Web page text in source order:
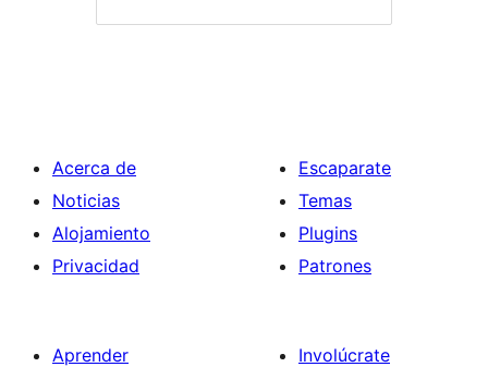
Acerca de
Noticias
Alojamiento
Privacidad
Escaparate
Temas
Plugins
Patrones
Aprender
Involúcrate